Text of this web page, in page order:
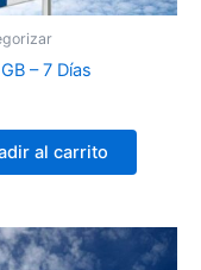
– 7 Días
al carrito